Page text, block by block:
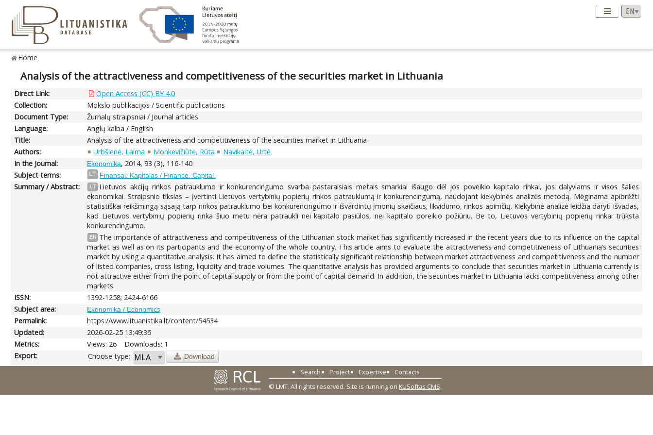
Home
Analysis of the attractiveness and competitiveness of the securities market in Lithuania
Direct Link:
Open Access (CC) BY 4.0
Collection:
Mokslo publikacijos / Scientific publications
Document Type:
Žurnalų straipsniai / Journal articles
Language:
Anglų kalba / English
Title:
Analysis of the attractiveness and competitiveness of the securities market in Lithuania
Authors:
Urbšienė, Laima Monkevičiūtė, Rūta
Navikaitė, Urtė
In the Journal:
Ekonomika, 2014, 93 (3), 116-140
Subject terms:
LT Finansai. Kapitalas / Finance. Capital.
Summary / Abstract: LT Lietuvos akcijų rinkos patrauklumo ir konkurencingumo svarba pastaraisiais metais smarkiai išaugo dėl jos poveikio kapitalo rinkai, jos dalyviams ir visos šalies
ekonomikai. Straipsnio tikslas – įvertinti Lietuvos vertybinių popierių rinkos patrauklumą ir konkurencingumą, naudojant kiekybinės analizės metodą. Mėginama apibrėžti
statistiškai reikšmingą sąsają tarp rinkos patrauklumo bei konkurencingumo ir išvardintų įmonių skaičiaus, likvidumo, rinkos apimčių. Kiekybinė analizė leidžia daryti išvadas,
kad Lietuvos vertybinių popierių rinka šiuo metu nėra patraukli nei kapitalo pasiūlos, nei kapitalo poreikio požiūriu. Be to, Lietuvos vertybinių popierių rinkai trūksta
konkurencingumo.
EN
The importance of attractiveness and competitiveness of the Lithuanian stock market has significantly increased in the recent years due to its influence on the capital
market as well as on its participants and the economy of the whole country. This article aims to evaluate the attractiveness and competitiveness of Lithuania’s securities
market by using a quantitative analysis. It has aimed to define the statistically significant relationship between market attractiveness and competitiveness and the number
of listed companies, cross listing, liquidity and trade volumes. The quantitative analysis has provided arguments to conclude that securities market in Lithuania currently is
not attractive either from the point of capital supply or from the point of capital demand. In addition, the securities market in Lithuania lacks competitiveness among other
markets.
ISSN:
1392-1258; 2424-6166
Subject area:
Ekonomika / Economics
Permalink:
https://www.lituanistika.lt/content/54534
Updated:
2026-02-25 13:49:36
Metrics:
Views: 26
Downloads: 1
Export:
Choose type: Download
Search Project Expertise
Contacts
© LMT. All rights reserved. Site is running on KUSoftas CMS.